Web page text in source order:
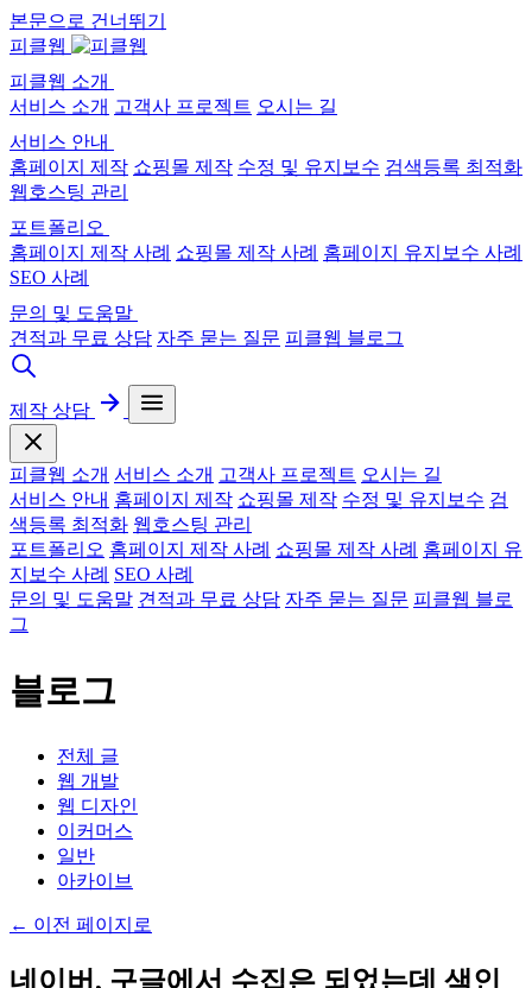
본문으로 건너뛰기
피클웹
피클웹 소개
서비스 소개 고객사 프로젝트 오시는 길
서비스 안내
홈페이지 제작 쇼핑몰 제작 수정 및 유지보수 검색등록 최적화
웹호스팅 관리
포트폴리오
홈페이지 제작 사례 쇼핑몰 제작 사례 홈페이지 유지보수 사례
SEO 사례
문의 및 도움말
견적과 무료 상담 자주 묻는 질문 피클웹 블로그
제작 상담
피클웹 소개 서비스 소개 고객사 프로젝트 오시는 길
서비스 안내 홈페이지 제작 쇼핑몰 제작 수정 및 유지보수 검
색등록 최적화 웹호스팅 관리
포트폴리오 홈페이지 제작 사례 쇼핑몰 제작 사례 홈페이지 유
지보수 사례 SEO 사례
문의 및 도움말 견적과 무료 상담 자주 묻는 질문 피클웹 블로
그
블로그
전체 글
웹 개발
웹 디자인
이커머스
일반
아카이브
← 이전 페이지로
네이버, 구글에서 수집은 되었는데 색인